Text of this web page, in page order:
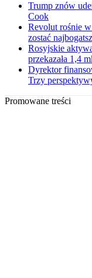
Trump znów
Cook
Revolut rośnie
zostać
Rosyjskie
przekazała 1,4
Dyrektor
Trzy
Promowane treści